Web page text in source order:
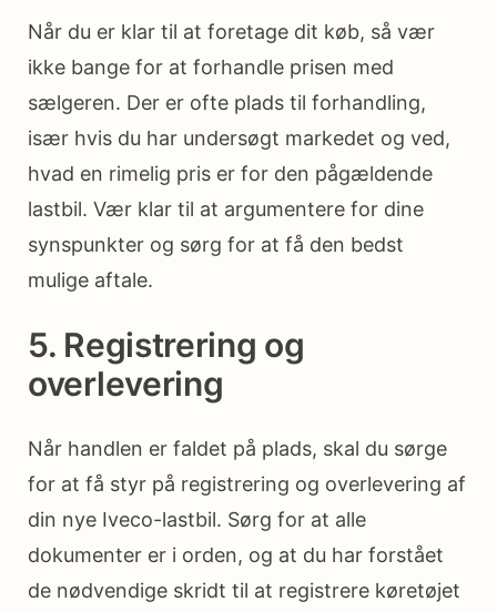
Når du er klar til at foretage dit køb, så vær
ikke bange for at forhandle prisen med
sælgeren. Der er ofte plads til forhandling,
især hvis du har undersøgt markedet og ved,
hvad en rimelig pris er for den pågældende
lastbil. Vær klar til at argumentere for dine
synspunkter og sørg for at få den bedst
mulige aftale.
5. Registrering og
overlevering
Når handlen er faldet på plads, skal du sørge
for at få styr på registrering og overlevering af
din nye Iveco-lastbil. Sørg for at alle
dokumenter er i orden, og at du har forstået
de nødvendige skridt til at registrere køretøjet